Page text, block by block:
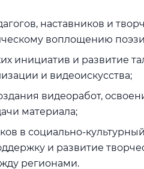
наставников и
воплощению
инициатив и развитие
и видеоискусства;
видеоработ,
материала;
в социально-
и развитие
регионами.